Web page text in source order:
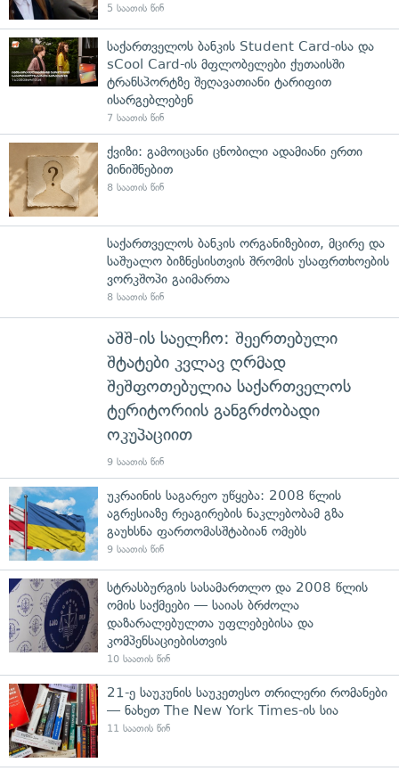
5 საათის წინ
საქართველოს ბანკის Student Card-ისა და
sCool Card-ის მფლობელები ქუთაისში
ტრანსპორტზე შეღავათიანი ტარიფით
ისარგებლებენ
7 საათის წინ
ქვიზი: გამოიცანი ცნობილი ადამიანი ერთი
მინიშნებით
8 საათის წინ
საქართველოს ბანკის ორგანიზებით, მცირე და
საშუალო ბიზნესისთვის შრომის უსაფრთხოების
ვორკშოპი გაიმართა
8 საათის წინ
აშშ-ის საელჩო: შეერთებული
შტატები კვლავ ღრმად
შეშფოთებულია საქართველოს
ტერიტორიის განგრძობადი
ოკუპაციით
9 საათის წინ
უკრაინის საგარეო უწყება: 2008 წლის
აგრესიაზე რეაგირების ნაკლებობამ გზა
გაუხსნა ფართომასშტაბიან ომებს
9 საათის წინ
სტრასბურგის სასამართლო და 2008 წლის
ომის საქმეები — საიას ბრძოლა
დაზარალებულთა უფლებებისა და
კომპენსაციებისთვის
10 საათის წინ
21-ე საუკუნის საუკეთესო თრილერი რომანები
— ნახეთ The New York Times-ის სია
11 საათის წინ